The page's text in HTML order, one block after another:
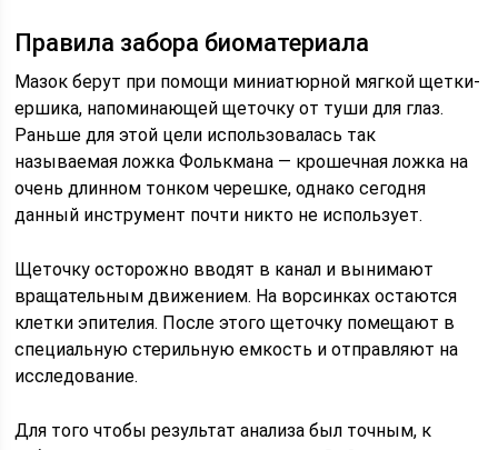
Правила забора биоматериала
Мазок берут при помощи миниатюрной мягкой щетки-
ершика, напоминающей щеточку от туши для глаз.
Раньше для этой цели использовалась так
называемая ложка Фолькмана — крошечная ложка на
очень длинном тонком черешке, однако сегодня
данный инструмент почти никто не использует.
Щеточку осторожно вводят в канал и вынимают
вращательным движением. На ворсинках остаются
клетки эпителия. После этого щеточку помещают в
специальную стерильную емкость и отправляют на
исследование.
Для того чтобы результат анализа был точным, к